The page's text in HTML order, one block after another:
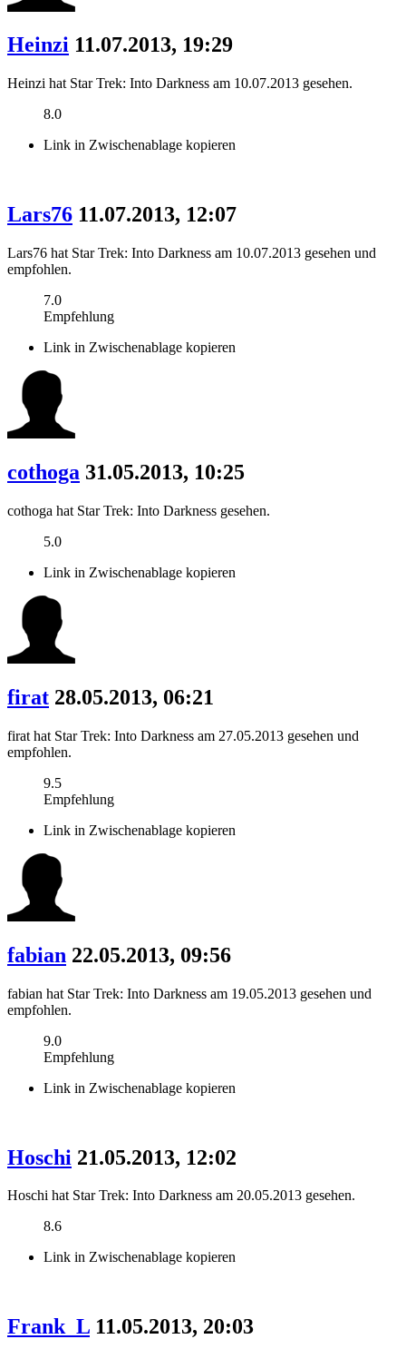
Heinzi 11.07.2013, 19:29
Heinzi hat Star Trek: Into Darkness am 10.07.2013 gesehen.
8.0
Link in Zwischenablage kopieren
Lars76 11.07.2013, 12:07
Lars76 hat Star Trek: Into Darkness am 10.07.2013 gesehen und
empfohlen.
7.0
Empfehlung
Link in Zwischenablage kopieren
cothoga 31.05.2013, 10:25
cothoga hat Star Trek: Into Darkness gesehen.
5.0
Link in Zwischenablage kopieren
firat 28.05.2013, 06:21
firat hat Star Trek: Into Darkness am 27.05.2013 gesehen und
empfohlen.
9.5
Empfehlung
Link in Zwischenablage kopieren
fabian 22.05.2013, 09:56
fabian hat Star Trek: Into Darkness am 19.05.2013 gesehen und
empfohlen.
9.0
Empfehlung
Link in Zwischenablage kopieren
Hoschi 21.05.2013, 12:02
Hoschi hat Star Trek: Into Darkness am 20.05.2013 gesehen.
8.6
Link in Zwischenablage kopieren
Frank_L 11.05.2013, 20:03